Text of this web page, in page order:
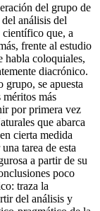
del grupo de
análisis del
científico que, a
frente al estudio
habla coloquiales,
diacrónico.
grupo, se apuesta
más
por primera vez
que abarca
cierta medida
tarea de esta
a partir de su
poco
traza la
del análisis y